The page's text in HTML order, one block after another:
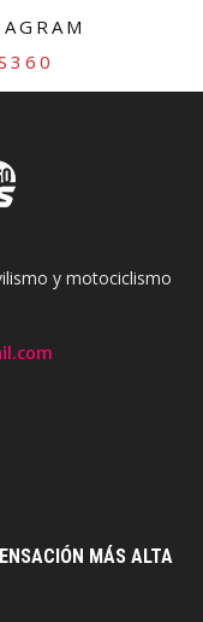
y motociclismo
MÁS ALTA